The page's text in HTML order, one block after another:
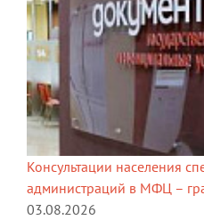
Консультации населения
администраций в МФЦ –
03.08.2026